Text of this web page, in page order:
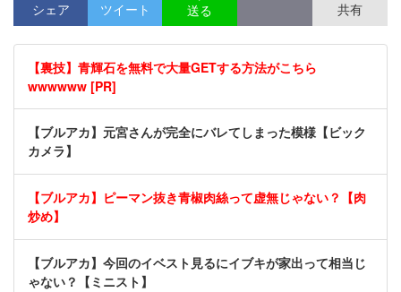
シェア ツイート 送る 共有
【裏技】青輝石を無料で大量GETする方法がこちら
wwwwww [PR]
【ブルアカ】元宮さんが完全にバレてしまった模様【ビック
カメラ】
【ブルアカ】ピーマン抜き青椒肉絲って虚無じゃない？【肉
炒め】
【ブルアカ】今回のイベスト見るにイブキが家出って相当じ
ゃない？【ミニスト】